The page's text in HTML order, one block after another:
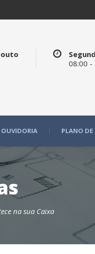
08:00 -
OUVIDORIA PLANO DE
na sua Caixa